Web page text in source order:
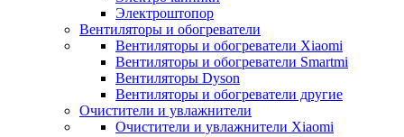
Электроштопор
Вентиляторы и обогреватели
Вентиляторы и обогреватели Xiaomi
Вентиляторы и обогреватели Smartmi
Вентиляторы Dyson
Вентиляторы и обогреватели другие
Очистители и увлажнители
Очистители и увлажнители Xiaomi